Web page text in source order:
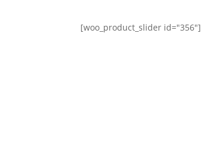
[woo_product_slider id="356"]